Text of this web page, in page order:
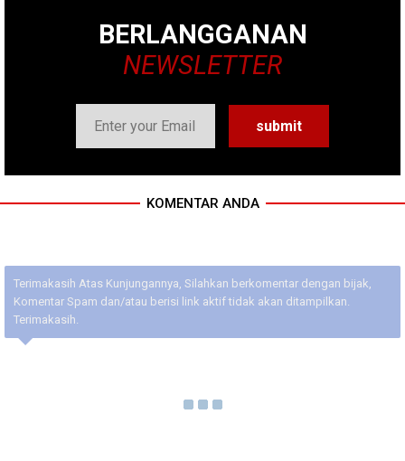
BERLANGGANAN
NEWSLETTER
KOMENTAR ANDA
Terimakasih Atas Kunjungannya, Silahkan berkomentar dengan bijak,
Komentar Spam dan/atau berisi link aktif tidak akan ditampilkan.
Terimakasih.